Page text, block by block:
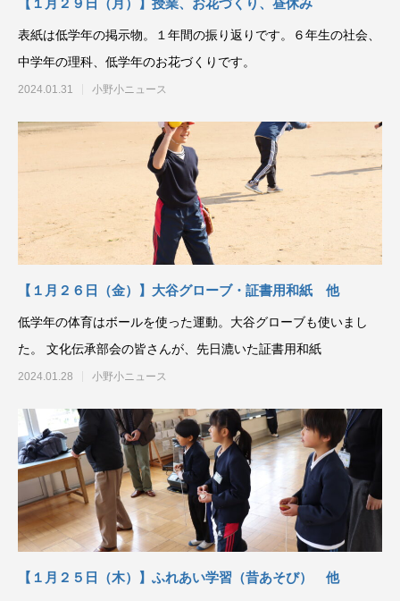
【１月２９日（月）】授業、お花づくり、昼休み
表紙は低学年の掲示物。１年間の振り返りです。６年生の社会、
中学年の理科、低学年のお花づくりです。
2024.01.31 小野小ニュース
【１月２６日（金）】大谷グローブ・証書用和紙 他
低学年の体育はボールを使った運動。大谷グローブも使いまし
た。 文化伝承部会の皆さんが、先日漉いた証書用和紙
2024.01.28 小野小ニュース
【１月２５日（木）】ふれあい学習（昔あそび） 他